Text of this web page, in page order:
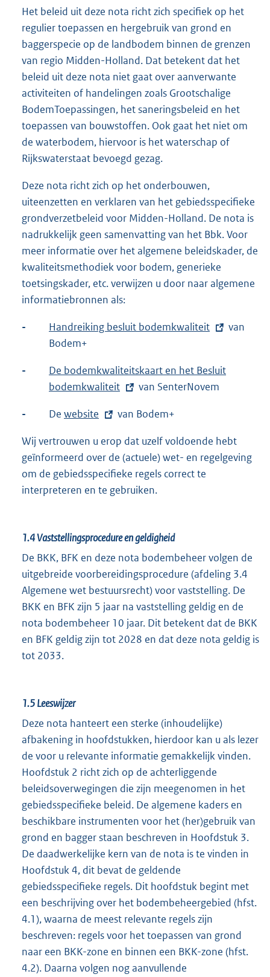
Het beleid uit deze nota richt zich specifiek op het
regulier toepassen en hergebruik van grond en
baggerspecie op de landbodem binnen de grenzen
van regio Midden-Holland. Dat betekent dat het
beleid uit deze nota niet gaat over aanverwante
activiteiten of handelingen zoals Grootschalige
BodemToepassingen, het saneringsbeleid en het
toepassen van bouwstoffen. Ook gaat het niet om
de waterbodem, hiervoor is het waterschap of
Rijkswaterstaat bevoegd gezag.
Deze nota richt zich op het onderbouwen,
uiteenzetten en verklaren van het gebiedsspecifieke
grondverzetbeleid voor Midden-Holland. De nota is
nadrukkelijk geen samenvatting van het Bbk. Voor
meer informatie over het algemene beleidskader, de
kwaliteitsmethodiek voor bodem, generieke
toetsingskader, etc. verwijzen u door naar algemene
informatiebronnen als:
-
E
x
e
r
n
l
i
n
k
Handreiking besluit bodemkwaliteit
van
Bodem+
-
E
x
e
r
n
e
l
k
De bodemkwaliteitskaart en het Besluit
bodemkwaliteit
van SenterNovem
- De E
t
e
r
n
i
n
k
:
website van Bodem+
Wij vertrouwen u erop dat uzelf voldoende hebt
geïnformeerd over de (actuele) wet- en regelgeving
om de gebiedsspecifieke regels correct te
interpreteren en te gebruiken.
1.4Vaststellingsprocedure en geldigheid
De BKK, BFK en deze nota bodembeheer volgen de
uitgebreide voorbereidingsprocedure (afdeling 3.4
Algemene wet bestuursrecht) voor vaststelling. De
BKK en BFK zijn 5 jaar na vaststelling geldig en de
nota bodembeheer 10 jaar. Dit betekent dat de BKK
en BFK geldig zijn tot 2028 en dat deze nota geldig is
tot 2033.
1.5Leeswijzer
Deze nota hanteert een sterke (inhoudelijke)
afbakening in hoofdstukken, hierdoor kan u als lezer
de voor u relevante informatie gemakkelijk vinden.
Hoofdstuk 2 richt zich op de achterliggende
beleidsoverwegingen die zijn meegenomen in het
gebiedsspecifieke beleid. De algemene kaders en
beschikbare instrumenten voor het (her)gebruik van
grond en bagger staan beschreven in Hoofdstuk 3.
De daadwerkelijke kern van de nota is te vinden in
Hoofdstuk 4, dit bevat de geldende
gebiedsspecifieke regels. Dit hoofdstuk begint met
een beschrijving over het bodembeheergebied (hfst.
4.1), waarna de meest relevante regels zijn
beschreven: regels voor het toepassen van grond
naar een BKK-zone en binnen een BKK-zone (hfst.
4.2). Daarna volgen nog aanvullende